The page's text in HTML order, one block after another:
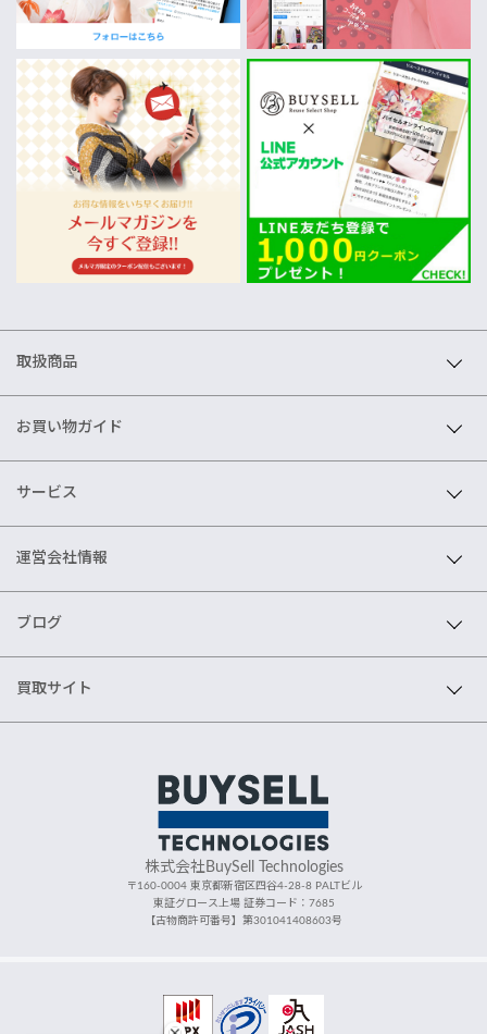
取扱商品
お買い物ガイド
サービス
運営会社情報
ブログ
買取サイト
株式会社BuySell Technologies
〒160-0004 東京都新宿区四谷4-28-8 PALTビル
東証グロース上場 証券コード：7685
【古物商許可番号】第301041408603号